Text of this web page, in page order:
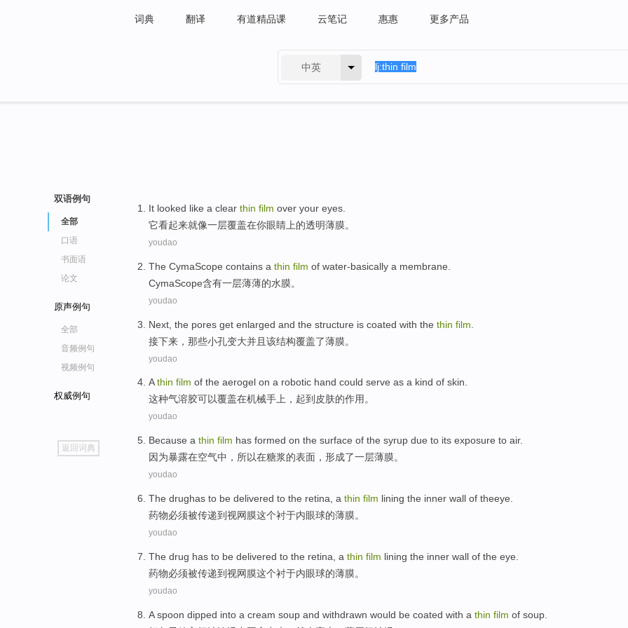
词典 翻译 有道精品课 云笔记 惠惠 更多产品
中英
双语例句
全部
口语
书面语
论文
原声例句
全部
音频例句
视频例句
权威例句
go
top
返回词典
It looked like a clear thin film over your eyes
它看起来就像一层覆盖在你眼睛上的透明薄膜。
youdao
The CymaScope contains a thin film of water-basically a membrane
CymaScope含有一层薄薄的水膜。
youdao
Next the pores get enlarged and the structure is coated with the thin film
接下来 ， 那些小孔变大并且该结构覆盖了薄膜。
youdao
Athin film of the aerogel on a robotic hand could serve as a kind of skin.
这种气溶胶可以覆盖在机械手上 ， 起到 皮肤的作用。
youdao
Because a thin film has formed on the surface of the syrup due to its exposure to air.
因为暴露在空气中 ，所以在糖浆的表面 ， 形成了一层薄膜。
youdao
The drughas to be delivered to the retina , a thin film lining the inner wall of theeye
药物必须被传递到视网膜这个衬于内眼球的薄膜。
youdao
The drug has to be delivered to the retina , a thin film lining the inner wall of the eye
药物必须被传递到视网膜这个衬于内眼球的薄膜。
youdao
A spoon dipped into a cream soup and withdrawn would be coated with a thin film of soup